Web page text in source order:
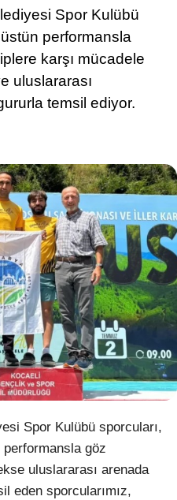
Facebook
Instagram
Youtube
Pinterest
Dribbble
LinkedIn
Spor Kulübü
performansla
karşı mücadele
uluslararası
temsil ediyor.
Spor Kulübü sporcuları,
göz
uluslararası arenada
eden sporcularımız,